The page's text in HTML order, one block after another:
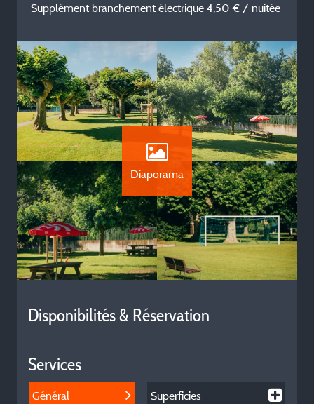
Supplément branchement électrique 4,50 € / nuitée
Diaporama
Disponibilités & Réservation
Services
Général Superficies